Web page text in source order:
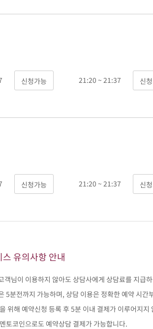
21:20 ~ 21:37
21:20 ~ 21:37
유의사항 안내
객님이 이용하지 않아도 상담사에게 상담료를 지급
5분전까지 가능하며, 상담 이용은 정확한 예약 시간
위해 예약신청 등록 후 5분 이내 결제가 이루어지지
토코인으로도 예약상담 결제가 가능합니다.